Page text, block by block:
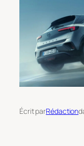
Écrit parRédaction